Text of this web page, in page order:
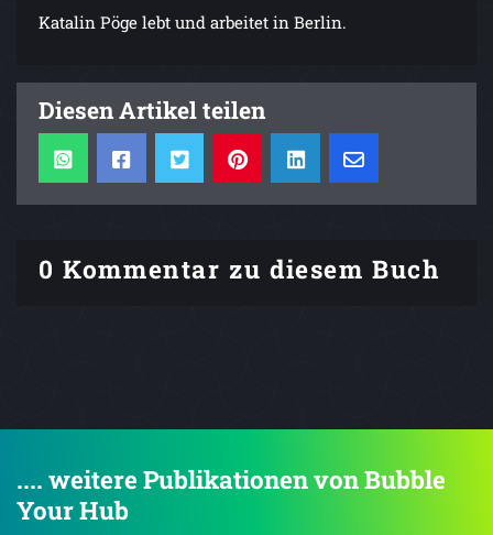
Katalin Pöge lebt und arbeitet in Berlin.
Diesen Artikel teilen
0 Kommentar zu diesem Buch
.... weitere Publikationen von Bubble
Your Hub